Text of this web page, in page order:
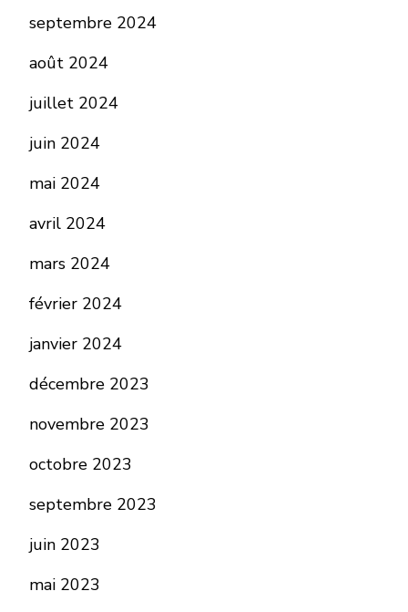
septembre 2024
août 2024
juillet 2024
juin 2024
mai 2024
avril 2024
mars 2024
février 2024
janvier 2024
décembre 2023
novembre 2023
octobre 2023
septembre 2023
juin 2023
mai 2023